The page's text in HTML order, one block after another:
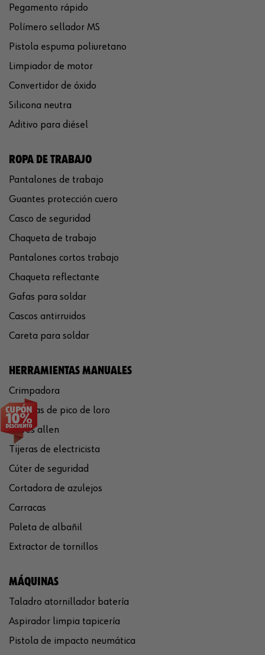
Pegamento rápido
Polímero sellador MS
Pistola espuma poliuretano
Limpiador de motor
Convertidor de óxido
Silicona neutra
Aditivo para diésel
ROPA DE TRABAJO
Pantalones de trabajo
Guantes protección cuero
Casco de seguridad
Chaqueta de trabajo
Pantalones cortos trabajo
Chaqueta reflectante
Gafas para soldar
Cascos antirruidos
Careta para soldar
HERRAMIENTAS MANUALES
Crimpadora
Tenazas de pico de loro
Llaves allen
Tijeras de electricista
Cúter de seguridad
Cortadora de azulejos
Carracas
Paleta de albañil
Extractor de tornillos
MÁQUINAS
Taladro atornillador batería
Aspirador limpia tapicería
Pistola de impacto neumática